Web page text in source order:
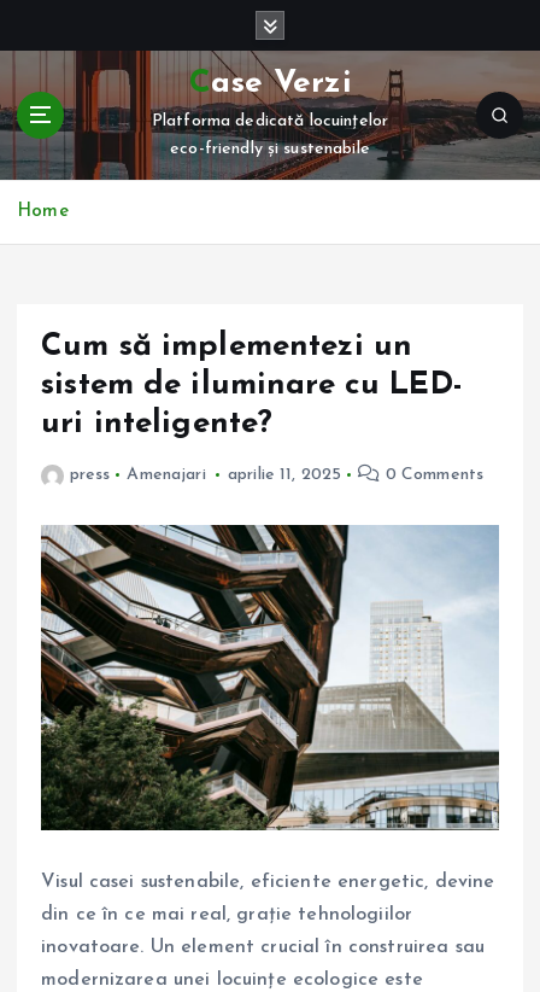
t
c
Case Verzi
Platforma dedicată locuințelor
eco-friendly și sustenabile
Home
Cum să implementezi un
sistem de iluminare cu LED-
uri inteligente?
press Amenajari aprilie 11, 2025 0 Comments
Visul casei sustenabile, eficiente energetic, devine
din ce în ce mai real, grație tehnologiilor
inovatoare. Un element crucial în construirea sau
modernizarea unei locuințe ecologice este